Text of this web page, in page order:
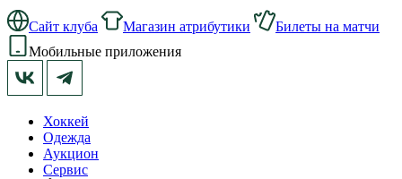
Сайт клуба Магазин атрибутики
Билеты на матчи
Мобильные приложения
Хоккей
Одежда
Аукцион
Сервис